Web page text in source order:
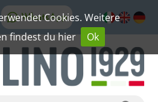
Cookies. Weitere
findest du hier
Ok
WhatsApp